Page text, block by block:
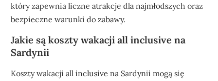
który zapewnia liczne atrakcje dla najmłodszych oraz
bezpieczne warunki do zabawy.
Jakie są koszty wakacji all inclusive na
Sardynii
Koszty wakacji all inclusive na Sardynii mogą się